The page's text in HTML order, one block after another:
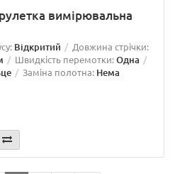
вимірювальна
Відкритий Довжина стрічки:
Швидкість перемотки:Одна
Заміна полотна: Нема